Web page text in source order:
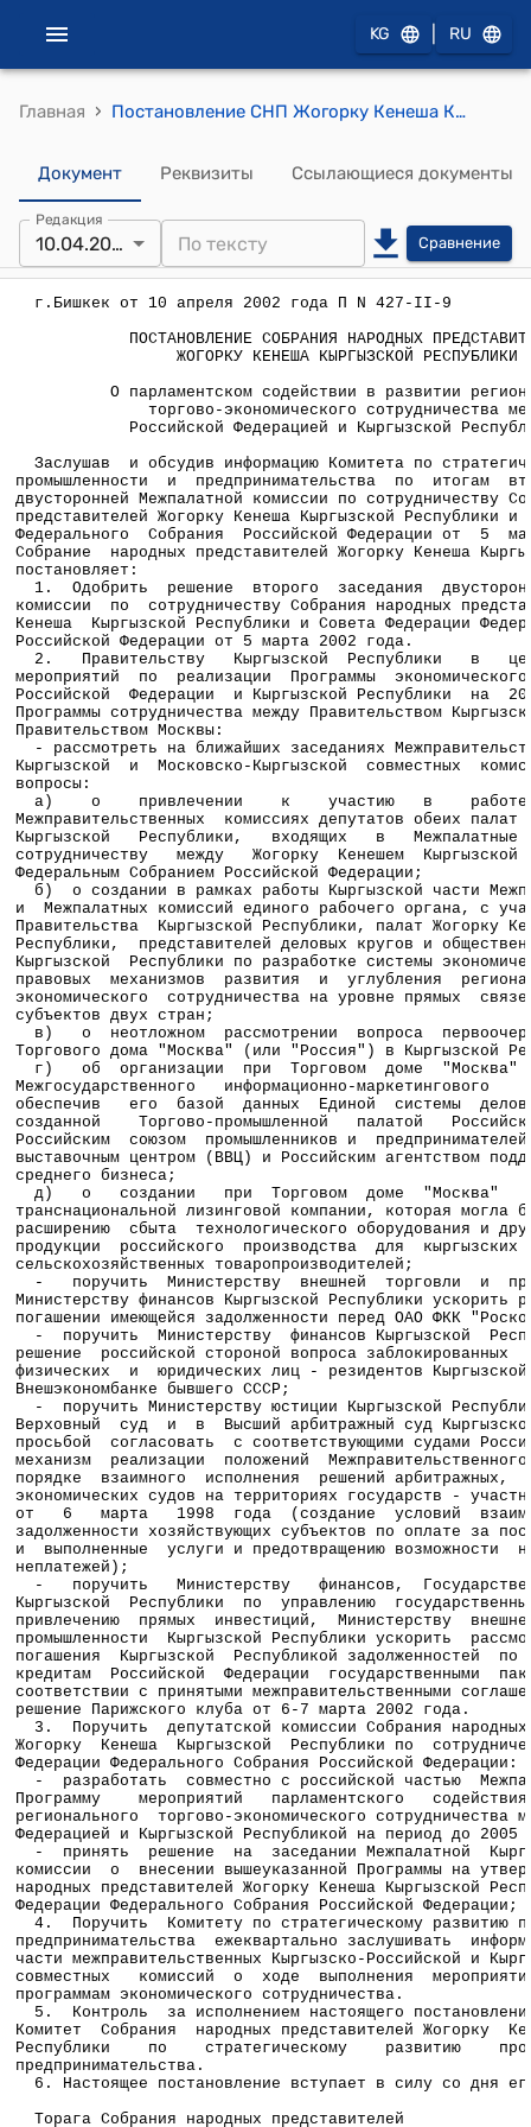
KG RU
Главная › Постановление СНП Жогорку Кенеша КР от 10 апреля 2002 года П N 427-II-9 "О парламентском содействии в развитии регионального торгово-экономического сотрудничества между Российской Федерацией и Кыргызской Республикой"
Документ Реквизиты Ссылающиеся документы
Редакция
10.04.2002 Сравнение